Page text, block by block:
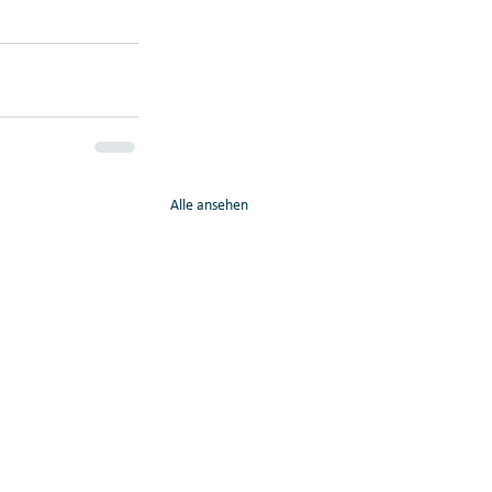
Alle ansehen